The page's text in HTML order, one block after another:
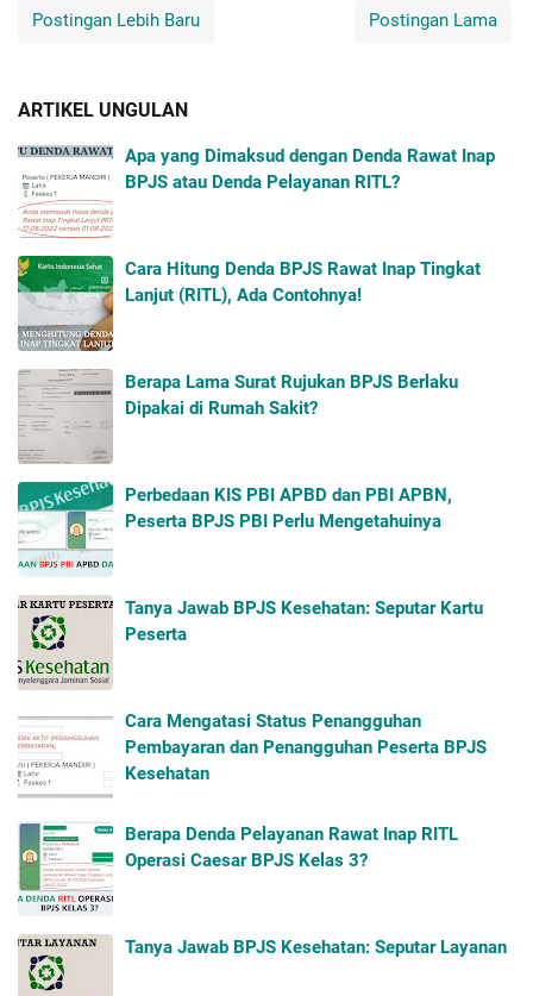
Postingan Lebih Baru Postingan Lama
ARTIKEL UNGULAN
Apa yang Dimaksud dengan Denda Rawat Inap
BPJS atau Denda Pelayanan RITL?
Cara Hitung Denda BPJS Rawat Inap Tingkat
Lanjut (RITL), Ada Contohnya!
Berapa Lama Surat Rujukan BPJS Berlaku
Dipakai di Rumah Sakit?
Perbedaan KIS PBI APBD dan PBI APBN,
Peserta BPJS PBI Perlu Mengetahuinya
Tanya Jawab BPJS Kesehatan: Seputar Kartu
Peserta
Cara Mengatasi Status Penangguhan
Pembayaran dan Penangguhan Peserta BPJS
Kesehatan
Berapa Denda Pelayanan Rawat Inap RITL
Operasi Caesar BPJS Kelas 3?
Tanya Jawab BPJS Kesehatan: Seputar Layanan